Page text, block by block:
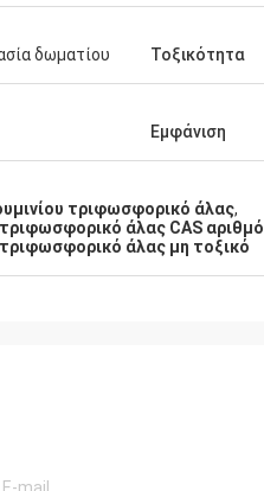
δωματίου Τοξικότητα
Εμφάνιση
τριφωσφορικό άλας,
άλας CAS
άλας μη τοξικό